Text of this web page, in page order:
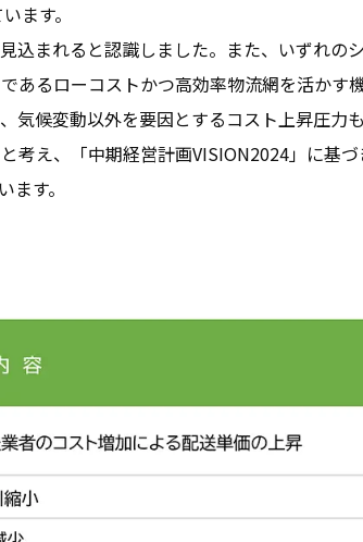
ます。
まれると認識しました。また、いずれの
るローコストかつ高効率物流網を活かす
候変動以外を要因とするコスト上昇圧力
え、「中期経営計画VISION2024」に基
す。